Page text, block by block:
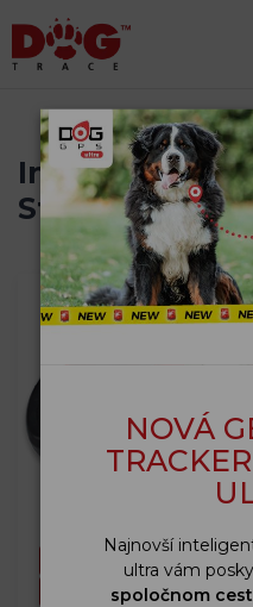
NOVÁ
Najnovší
ultra vám
spoločnom
Inteligentné
Strana 2 z 2
Lokátory
DOG GPS mini
DOG GPS ultra